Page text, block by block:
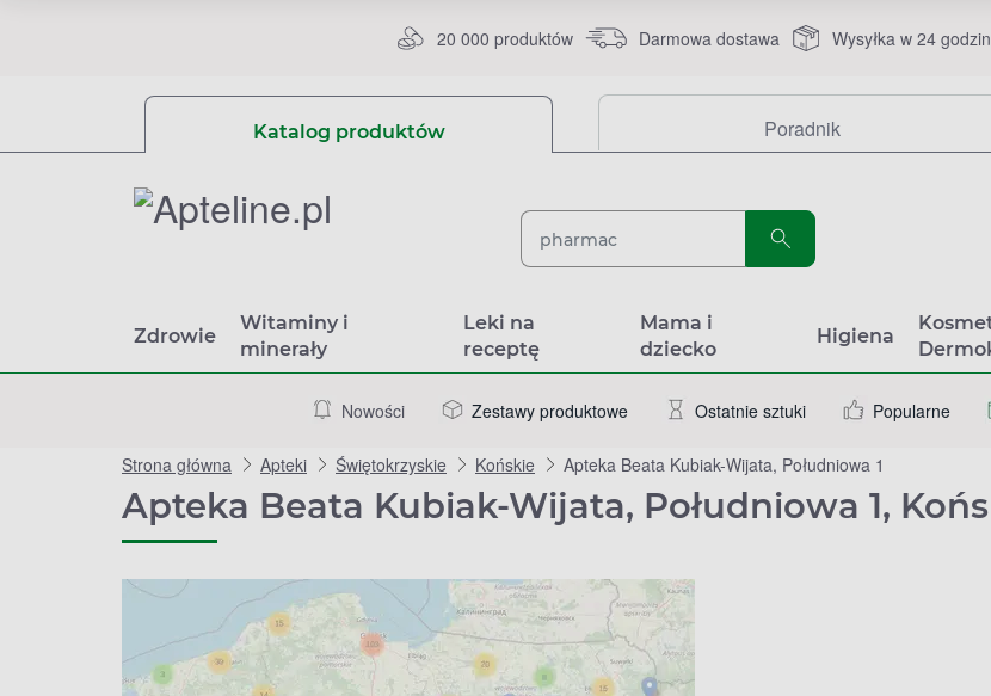
20 000 produktów Darmowa dostawa Wysyłka w 24
Katalog produktów Poradnik
Zdrowie
Witaminy i
minerały
Leki na
receptę
Mama i
dziecko
Higiena
Nowości Zestawy produktowe Ostatnie sztuki Popularne
Strona główna Apteki Świętokrzyskie Końskie Apteka Beata Kubiak-Wijata, Południowa 1
Apteka Beata Kubiak-Wijata, Południowa 1,